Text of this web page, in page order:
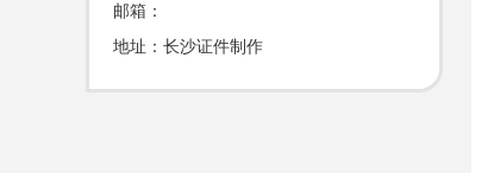
邮箱：
地址：长沙证件制作